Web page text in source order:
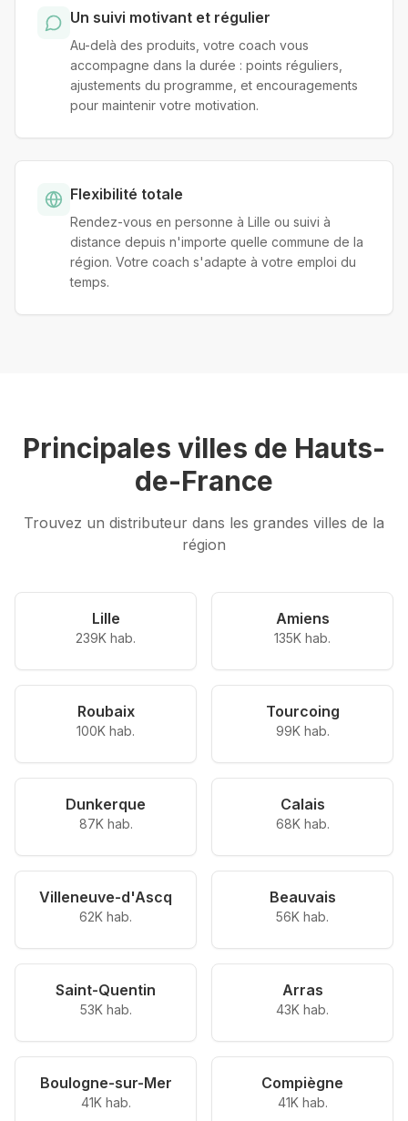
Un suivi motivant et régulier
Au-delà des produits, votre coach vous
accompagne dans la durée : points réguliers,
ajustements du programme, et encouragements
pour maintenir votre motivation.
Flexibilité totale
Rendez-vous en personne à Lille ou suivi à
distance depuis n'importe quelle commune de la
région. Votre coach s'adapte à votre emploi du
temps.
Principales villes de Hauts-
de-France
Trouvez un distributeur dans les grandes villes de la
région
Lille
239K hab.
Amiens
135K hab.
Roubaix
100K hab.
Tourcoing
99K hab.
Dunkerque
87K hab.
Calais
68K hab.
Villeneuve-d'Ascq
62K hab.
Beauvais
56K hab.
Saint-Quentin
53K hab.
Arras
43K hab.
Boulogne-sur-Mer
41K hab.
Compiègne
41K hab.